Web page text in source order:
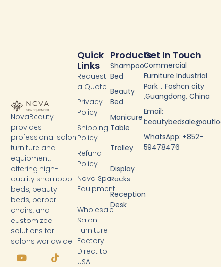
NovaBeauty
provides
professional salon
furniture and
equipment,
offering high-
quality shampoo
beds, beauty
beds, barber
chairs, and
customized
solutions for
salons worldwide.
o
T
i
a
L
i
Products
Shampoo
Bed
Beauty
Bed
Manicure
Table
Trolley
Display
Racks
Reception
Desk
Quick
Links
Request
a Quote
Privacy
Policy
Shipping
Policy
Refund
Policy
Nova Spa
Equipment
–
Wholesale
Salon
Furniture
Factory
Direct to
USA
Get In Touch
Commercial
Furniture Industrial
Park，Foshan city
,Guangdong, China
Email:
WhatsApp: +852-
59478476